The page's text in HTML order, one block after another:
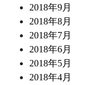
2018年9月
2018年8月
2018年7月
2018年6月
2018年5月
2018年4月